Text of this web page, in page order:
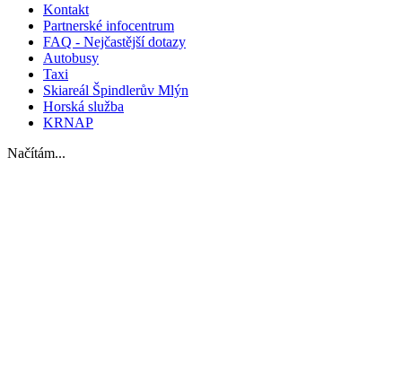
Kontakt
Partnerské infocentrum
FAQ - Nejčastější dotazy
Autobusy
Taxi
Skiareál Špindlerův Mlýn
Horská služba
KRNAP
Načítám...